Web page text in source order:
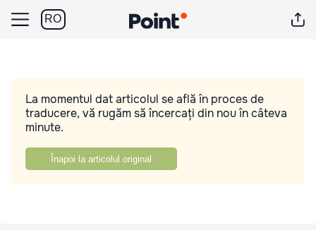
RO
La momentul dat articolul se află în proces de
traducere, vă rugăm să încercați din nou în câteva
minute.
Înapoi la articolul original